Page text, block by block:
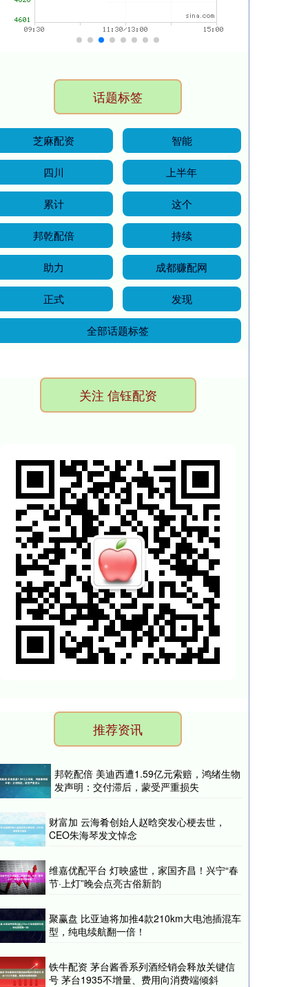
话题标签
芝麻配资 智能
四川 上半年
累计 这个
邦乾配倍 持续
助力 成都赚配网
正式 发现
全部话题标签
关注 信钰配资
推荐资讯
邦乾配倍 美迪西遭1.59亿元索赔，鸿绪生物
发声明：交付滞后，蒙受严重损失
财富加 云海肴创始人赵晗突发心梗去世，
CEO朱海琴发文悼念
维嘉优配平台 灯映盛世，家国齐昌！兴宁“春
节·上灯”晚会点亮古俗新韵
聚赢盘 比亚迪将加推4款210km大电池插混车
型，纯电续航翻一倍！
铁牛配资 茅台酱香系列酒经销会释放关键信
号 茅台1935不增量、费用向消费端倾斜